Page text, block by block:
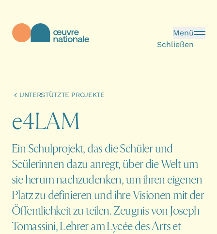
Menü
Schließen
UNTERSTÜTZTE PROJEKTE
e4LAM
Ein Schulprojekt, das die Schüler und
Scülerinnen dazu anregt, über die Welt um
sie herum nachzudenken, um ihren eigenen
Platz zu definieren und ihre Visionen mit der
Öffentlichkeit zu teilen. Zeugnis von Joseph
Tomassini, Lehrer am Lycée des Arts et